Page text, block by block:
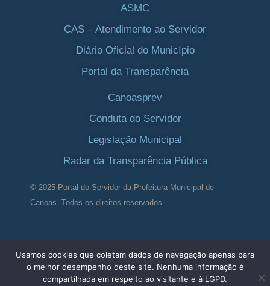
ASMC
CAS – Atendimento ao Servidor
Diário Oficial do Município
Portal da Transparência
Canoasprev
Conduta do Servidor
Legislação Municipal
Radar da Transparência Pública
© 2025 Portal do Servidor da Prefeitura Municipal de
Canoas. Todos os direitos reservados.
| Privacidade de Dados
Usamos cookies que coletam dados de navegação apenas para
o melhor desempenho deste site. Nenhuma informação é
compartilhada em respeito ao visitante e à LGPD.